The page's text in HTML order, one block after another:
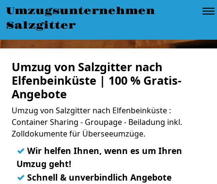
Umzugsunternehmen
Salzgitter
Umzug von Salzgitter nach
Elfenbeinküste | 100 % Gratis-
Angebote
Umzug von Salzgitter nach Elfenbeinküste :
Container Sharing - Groupage - Beiladung inkl.
Zolldokumente für Überseeumzüge.
✓ Wir helfen Ihnen, wenn es um Ihren
Umzug geht!
✓ Schnell & unverbindlich Angebote